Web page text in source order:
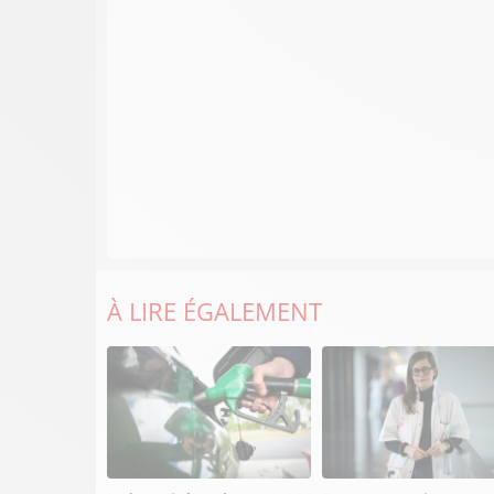
À LIRE ÉGALEMENT